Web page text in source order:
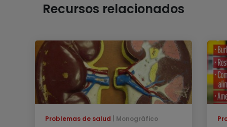
Recursos relacionados
Problemas de salud Monográfico